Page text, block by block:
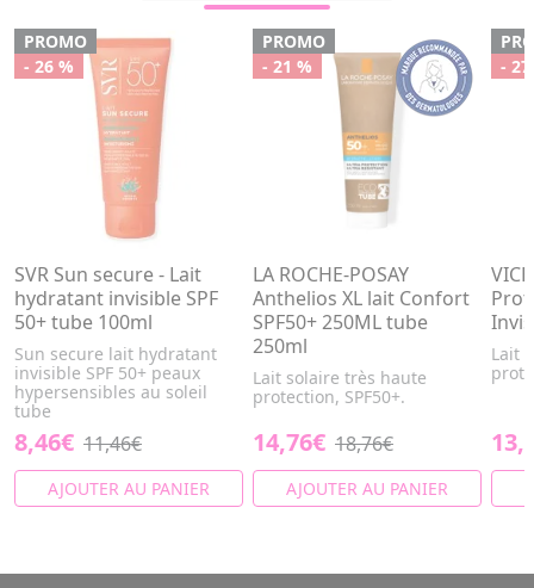
PROMO
- 26 %
SVR Sun secure - Lait
hydratant invisible SPF
50+ tube 100ml
Sun secure lait hydratant
invisible SPF 50+ peaux
hypersensibles au soleil
tube
8,46€ 11,46€
AJOUTER AU PANIER
PROMO
- 21 %
LA ROCHE-POSAY
Anthelios XL lait Confort
SPF50+ 250ML tube
250ml
Lait solaire très haute
protection, SPF50+.
14,76€ 18,76€
AJOUTER AU PANIER
-
Lait